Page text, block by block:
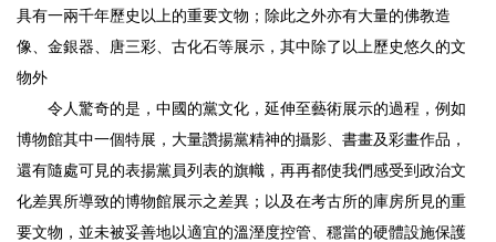
具有一兩千年歷史以上的重要文物；除此之外亦有大量的佛教造
像、金銀器、唐三彩、古化石等展示，其中除了以上歷史悠久的文
物外
令人驚奇的是，中國的黨文化，延伸至藝術展示的過程，例如
博物館其中一個特展，大量讚揚黨精神的攝影、書畫及彩畫作品，
還有隨處可見的表揚黨員列表的旗幟，再再都使我們感受到政治文
化差異所導致的博物館展示之差異；以及在考古所的庫房所見的重
要文物，並未被妥善地以適宜的溫溼度控管、穩當的硬體設施保護